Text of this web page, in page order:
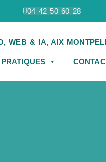
04 42 50 60 28